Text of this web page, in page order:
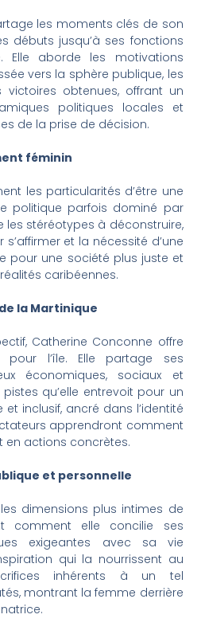
les moments clés de son
débuts jusqu’à ses fonctions
Elle aborde les motivations
vers la sphère publique, les
obtenues, offrant un
politiques locales et
de la prise de décision.
féminin
les particularités d’être une
politique parfois dominé par
les stéréotypes à déconstruire,
et la nécessité d’une
pour une société plus juste et
caribéennes.
la Martinique
Catherine Conconne offre
pour l’île. Elle partage ses
économiques, sociaux et
qu’elle entrevoit pour un
inclusif, ancré dans l’identité
apprendront comment
en actions concrètes.
et personnelle
les dimensions plus intimes de
comment elle concilie ses
exigeantes avec sa vie
qui la nourrissent au
inhérents à un tel
montrant la femme derrière